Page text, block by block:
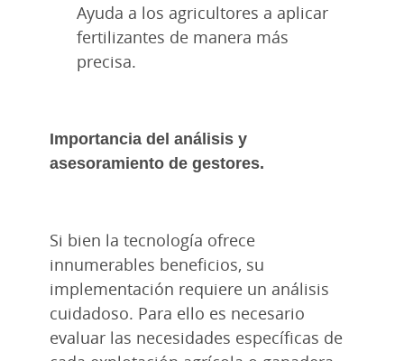
Ayuda a los agricultores a aplicar
fertilizantes de manera más
precisa.
Importancia del análisis y
asesoramiento de gestores.
Si bien la tecnología ofrece
innumerables beneficios, su
implementación requiere un análisis
cuidadoso. Para ello es necesario
evaluar las necesidades específicas de